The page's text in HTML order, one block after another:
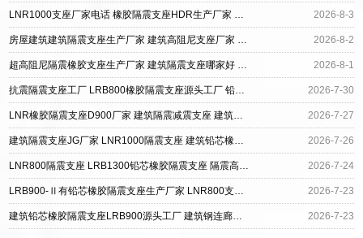
LNR1000支座厂家电话 橡胶隔震支座HDR生产厂家 铅芯橡胶隔震支座LRB500源头工厂 2026-8-3
房屋建筑建筑隔震支座生产厂家 建筑高阻尼支座厂家 铅芯橡胶隔震支座LRB900厂家 2026-8-2
超高阻尼隔震橡胶支座生产厂家 建筑隔震支座哪家好 建筑无铅芯橡胶隔震支座厂家 2026-8-1
抗震隔震支座工厂 LRB800橡胶隔震支座源头工厂 铅芯橡胶隔震支座LRB500源头工厂 2026-7-30
LNR橡胶隔震支座D900厂家 建筑隔震减震支座 建筑铅芯橡胶防震支座定制生产厂家 2026-7-27
建筑隔震支座JG厂家 LNR1000隔震支座 建筑铅芯橡胶隔震支座LRB生产厂家 2026-7-26
LNR800隔震支座 LRB1300铅芯橡胶隔震支座 隔震高阻尼橡胶支座厂家电话 2026-7-24
LRB900-Ⅱ有铅芯橡胶隔震支座生产厂家 LNR800支座多少钱 摩擦摆球型减隔震支座生产厂家 2026-7-23
建筑铅芯橡胶隔震支座LRB900源头工厂 建筑钢连廊抗震支座厂家 HDR1000高阻尼隔震支座多少钱 2026-7-23